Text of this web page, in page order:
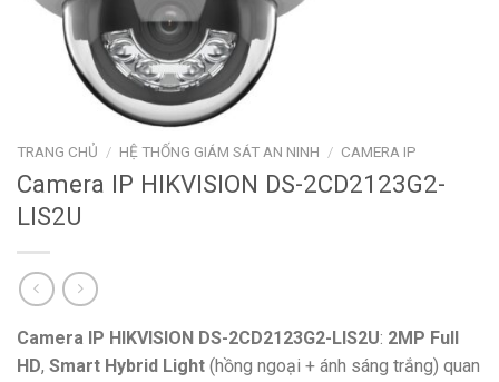
TRANG CHỦ / HỆ THỐNG GIÁM SÁT AN NINH / CAMERA IP
Camera IP HIKVISION DS-2CD2123G2-
LIS2U
Camera IP HIKVISION DS-2CD2123G2-LIS2U: 2MP Full
HD, Smart Hybrid Light (hồng ngoại + ánh sáng trắng) quan